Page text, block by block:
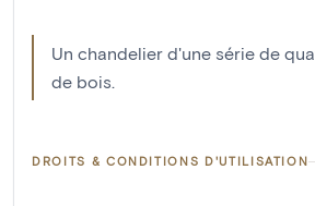
Un chandelier d'une série de
de bois.
DROITS & CONDITIONS D'UTILISATION